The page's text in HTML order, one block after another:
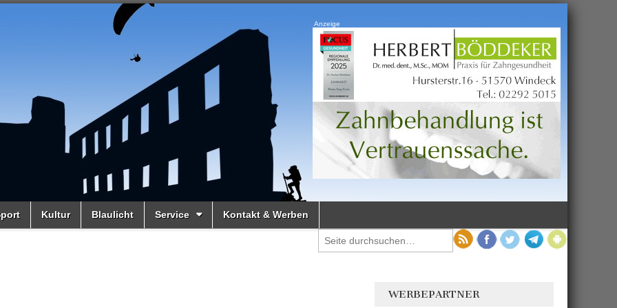
Anzeige
Kultur Blaulicht Service Kontakt & Werben
WERBEPARTNER